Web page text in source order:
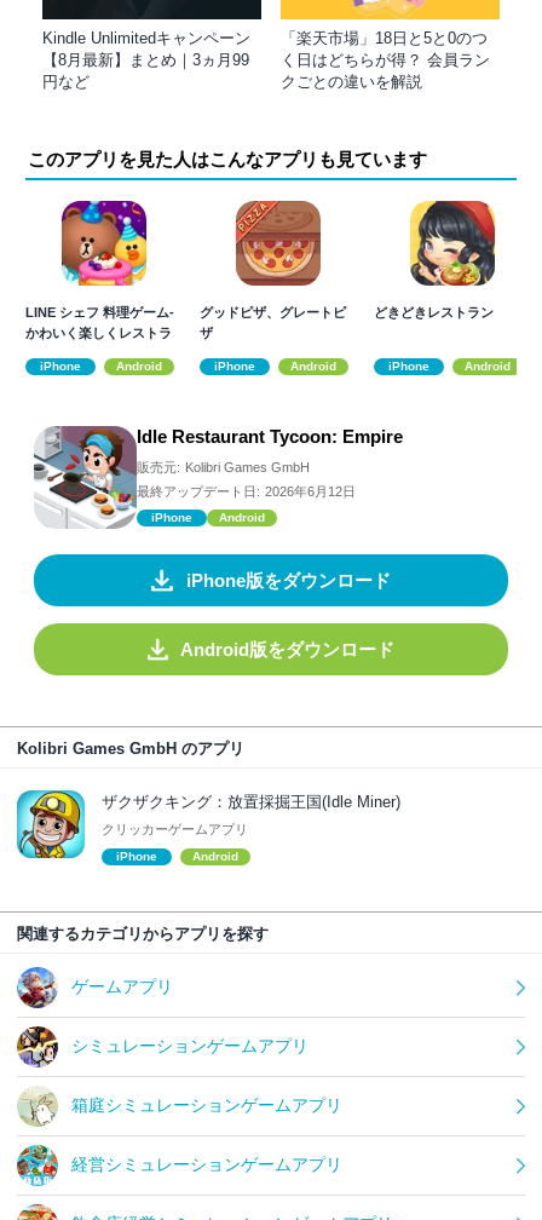
Kindle Unlimitedキャンペーン
【8月最新】まとめ｜3ヵ月99
円など
「楽天市場」18日と5と0のつ
く日はどちらが得？ 会員ラン
クごとの違いを解説
このアプリを見た人はこんなアプリも見ています
LINE シェフ 料理ゲーム-
かわいく楽しくレストラ
iPhone Android
グッドピザ、グレートピ
ザ
iPhone Android
どきどきレストラン
iPhone Android
Idle Restaurant Tycoon: Empire
販売元: Kolibri Games GmbH
最終アップデート日: 2026年6月12日
iPhone Android
iPhone版をダウンロード
Android版をダウンロード
Kolibri Games GmbH のアプリ
ザクザクキング：放置採掘王国(Idle Miner)
クリッカーゲームアプリ
iPhone Android
関連するカテゴリからアプリを探す
ゲームアプリ
シミュレーションゲームアプリ
箱庭シミュレーションゲームアプリ
経営シミュレーションゲームアプリ